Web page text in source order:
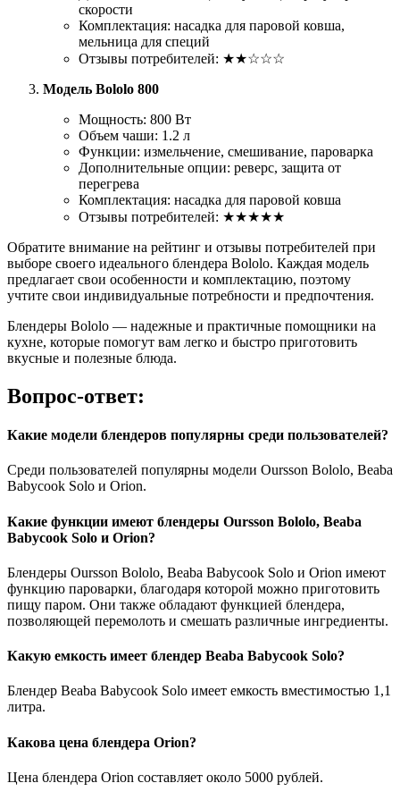
скорости
Комплектация: насадка для паровой ковша,
мельница для специй
Отзывы потребителей: ★★☆☆☆
Модель Bololo 800
Мощность: 800 Вт
Объем чаши: 1.2 л
Функции: измельчение, смешивание, пароварка
Дополнительные опции: реверс, защита от
перегрева
Комплектация: насадка для паровой ковша
Отзывы потребителей: ★★★★★
Обратите внимание на рейтинг и отзывы потребителей при
выборе своего идеального блендера Bololo. Каждая модель
предлагает свои особенности и комплектацию, поэтому
учтите свои индивидуальные потребности и предпочтения.
Блендеры Bololo — надежные и практичные помощники на
кухне, которые помогут вам легко и быстро приготовить
вкусные и полезные блюда.
Вопрос-ответ:
Какие модели блендеров популярны среди пользователей?
Среди пользователей популярны модели Oursson Bololo, Beaba
Babycook Solo и Orion.
Какие функции имеют блендеры Oursson Bololo, Beaba
Babycook Solo и Orion?
Блендеры Oursson Bololo, Beaba Babycook Solo и Orion имеют
функцию пароварки, благодаря которой можно приготовить
пищу паром. Они также обладают функцией блендера,
позволяющей перемолоть и смешать различные ингредиенты.
Какую емкость имеет блендер Beaba Babycook Solo?
Блендер Beaba Babycook Solo имеет емкость вместимостью 1,1
литра.
Какова цена блендера Orion?
Цена блендера Orion составляет около 5000 рублей.